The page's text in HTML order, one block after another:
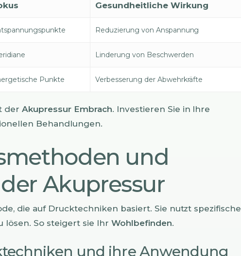
Gesundheitliche Wirkung
Reduzierung von Anspannung
Linderung von Beschwerden
Punkte Verbesserung der Abwehrkräfte
derAkupressur Embrach. Investieren Sie in Ihre
Behandlungen.
und
Akupressur
die auf Drucktechniken basiert. Sie nutzt spezifische
lösen. So steigert sie Ihr Wohlbefinden.
und ihre Anwendung